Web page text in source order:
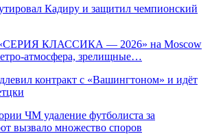
Кадиру и защитил чемпионский
«СЕРИЯ КЛАССИКА — 2026» на Moscow
зрелищные…
контракт с «Вашингтоном» и идёт
ЧМ удаление футболиста за
вызвало множество споров